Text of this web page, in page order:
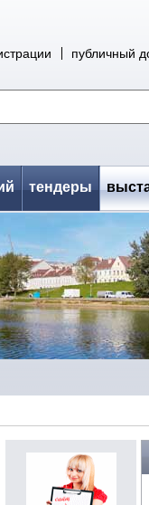
публичный
тендеры